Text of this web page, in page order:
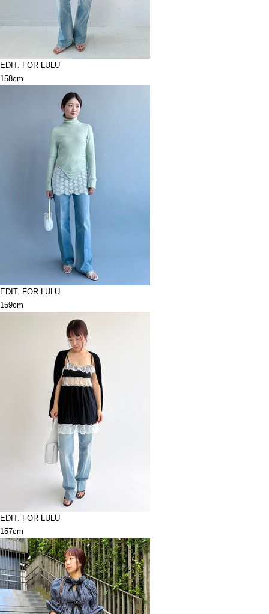
EDIT. FOR LULU
158cm
EDIT. FOR LULU
159cm
EDIT. FOR LULU
157cm